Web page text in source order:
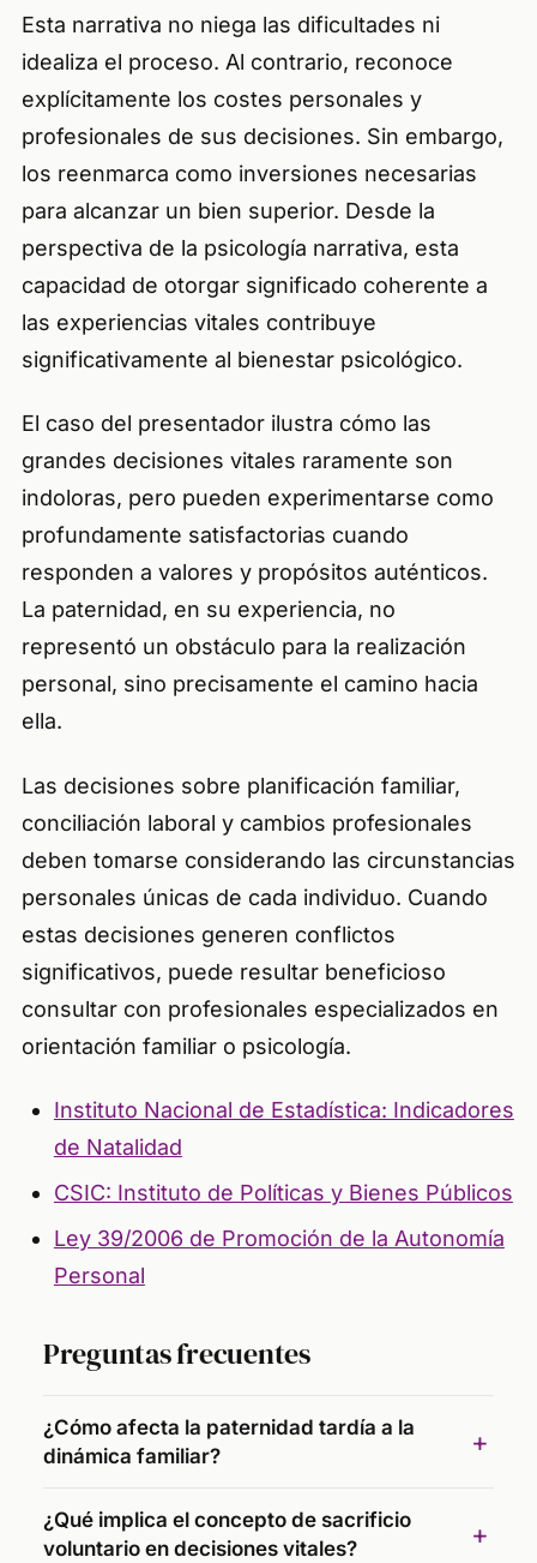
Esta narrativa no niega las dificultades ni
idealiza el proceso. Al contrario, reconoce
explícitamente los costes personales y
profesionales de sus decisiones. Sin embargo,
los reenmarca como inversiones necesarias
para alcanzar un bien superior. Desde la
perspectiva de la psicología narrativa, esta
capacidad de otorgar significado coherente a
las experiencias vitales contribuye
significativamente al bienestar psicológico.
El caso del presentador ilustra cómo las
grandes decisiones vitales raramente son
indoloras, pero pueden experimentarse como
profundamente satisfactorias cuando
responden a valores y propósitos auténticos.
La paternidad, en su experiencia, no
representó un obstáculo para la realización
personal, sino precisamente el camino hacia
ella.
Las decisiones sobre planificación familiar,
conciliación laboral y cambios profesionales
deben tomarse considerando las circunstancias
personales únicas de cada individuo. Cuando
estas decisiones generen conflictos
significativos, puede resultar beneficioso
consultar con profesionales especializados en
orientación familiar o psicología.
Instituto Nacional de Estadística: Indicadores
de Natalidad
CSIC: Instituto de Políticas y Bienes Públicos
Ley 39/2006 de Promoción de la Autonomía
Personal
Preguntas frecuentes
¿Cómo afecta la paternidad tardía a la
dinámica familiar?
¿Qué implica el concepto de sacrificio
voluntario en decisiones vitales?